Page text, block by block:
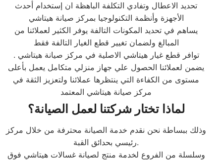
تحديد الاعطال وتفادي التكلفة الباهظة ان إستخدام أحدث
الأجهزة وأنظمة التكنولوجيا بمركز صيانة هيتاشي
يساهم في تحديد المكونات التالفة يوفر الكثير لعملائنا من
المبالغ ولضمان تغيير قطع الغيار التالفة فقط
توافر قطع غيار هيتاشي الاصلية في مركز صيانة هيتاشي .
يضمن لعملائنا الحصول علي جهاز منزلي متكامل يعمل بأعلى
مستوى من الكفاءة التي ينتظرها عملائنا ولتعزيز الثقة في
مركز صيانة هيتاشي المعتمد
لماذا تختار شركتنا لعمل الصيانة؟
وذلك ببساطة نحن نقدم خدمة الصيانة محترفة من خلال مركز
رئيسي بحدائق القبة.
وسلسلة من الفروع لخدمة منتج لصيانة غسالات هيتاشي فوق